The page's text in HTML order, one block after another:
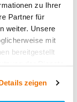
zu Ihrer
Partner für
weiter. Unsere
mit
bereitgestellt
zeigen